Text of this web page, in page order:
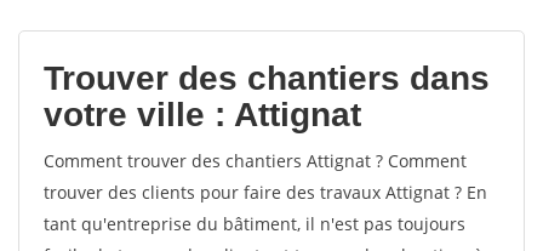
votes
Trouver des chantiers dans
votre ville : Attignat
Comment trouver des chantiers Attignat ? Comment
trouver des clients pour faire des travaux Attignat ? En
tant qu'entreprise du bâtiment, il n'est pas toujours